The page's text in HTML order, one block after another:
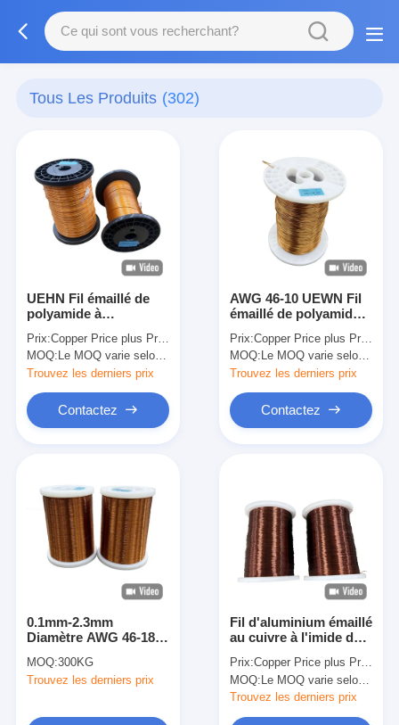
Tous Les Produits (302)
UEHN Fil émaillé de
polyamide à
la température
générale du moteur,
classe 130
Prix:Copper Price plus Processing Fee plus Freight
MOQ: Le MOQ varie selon la taille de la spécification
Trouvez les derniers prix
Contactez
AWG 46-10 UEWN Fil
émaillé de polyamide
thermique général de
classe 130
Prix:Copper Price plus Processing Fee plus Freight
MOQ: Le MOQ varie selon la taille de la spécification
Trouvez les derniers prix
Contactez
0.1mm-2.3mm
Diamètre AWG 46-18
enduit d'émail pour les
applications
MOQ:300KG
Trouvez les derniers prix
Fil d'aluminium émaillé
au cuivre à l'imide de
catégorie 3, 0,10 mm -
3,20 mm pour une
température thermique
Prix:Copper Price plus Processing Fee plus Freight
MOQ:Le MOQ varie selon la taille de la spécification
Trouvez les derniers prix